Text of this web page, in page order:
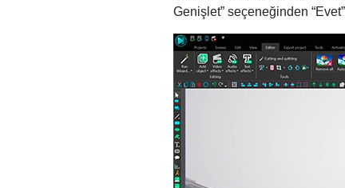
Genişlet” seçeneğinden